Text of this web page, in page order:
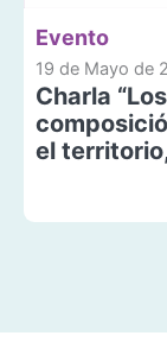
Evento
19 de Mayo de
Charla
el